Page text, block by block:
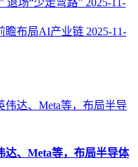
退场“少走弯路” 2025-11-
瞻布局AI产业链 2025-11-
达、Meta等，布局半导体